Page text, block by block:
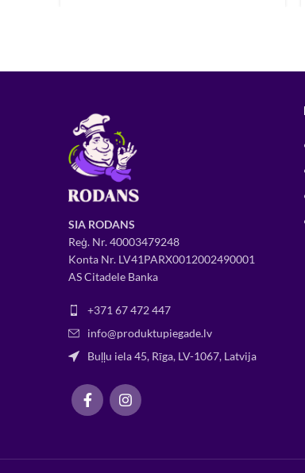
SIA RODANS
Reģ. Nr.40003479248
Konta Nr. LV41PARX0012002490001
AS Citadele Banka
+371 67 472 447
info@produktupiegade.lv
Buļļu iela 45, Rīga, LV-1067, Latvija